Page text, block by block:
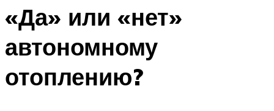
«Да» или «нет»
автономному
отоплению?